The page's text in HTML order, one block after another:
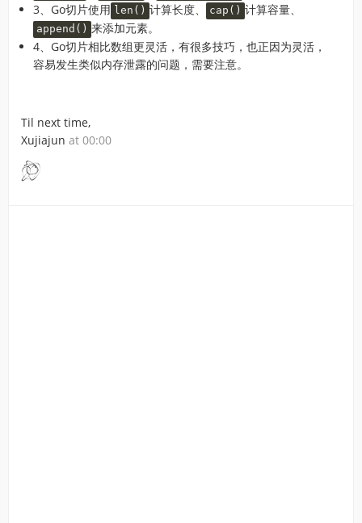
3、Go切片使用 len() 计算长度、 cap() 计算容量、
append() 来添加元素。
4、Go切片相比数组更灵活，有很多技巧，也正因为灵活，
容易发生类似内存泄露的问题，需要注意。
Til next time,
Xujiajun at 00:00